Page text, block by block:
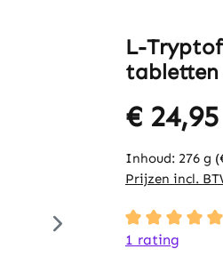
L-
€ 24,95
Inhoud: 276 g
Prijzen incl.
Average
1 rating